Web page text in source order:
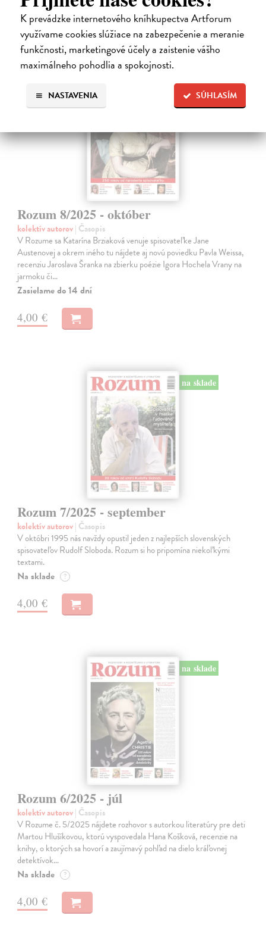
K prevádzke internetového kníhkupectva Artforum
využívame cookies slúžiace na zabezpečenie a meranie
funkčnosti, marketingové účely a zaistenie vášho
maximálneho pohodlia a spokojnosti.
SÚHLASÍM
NASTAVENIA
10,00 €
Rozum 8/2025 - október
kolektív autorov| Časopis
V Rozume sa Katarína Brziaková venuje spisovateľke Jane
Austenovej a okrem iného tu nájdete aj novú poviedku Pavla Weissa,
recenziu Jaroslava Šranka na zbierku poézie Igora Hochela Vrany na
jarmoku či…
Zasielame do 14 dní
4,00 €
na sklade
Rozum 7/2025 - september
kolektív autorov| Časopis
V októbri 1995 nás navždy opustil jeden z najlepších slovenských
spisovateľov Rudolf Sloboda. Rozum si ho pripomína niekoľkými
textami.
Na sklade ?
4,00 €
na sklade
Rozum 6/2025 - júl
kolektív autorov| Časopis
V Rozume č. 5/2025 nájdete rozhovor s autorkou literatúry pre deti
Martou Hlušíkovou, ktorú vyspovedala Hana Košková, recenzie na
knihy, o ktorých sa hovorí a zaujímavý pohľad na dielo kráľovnej
detektívok…
Na sklade ?
4,00 €